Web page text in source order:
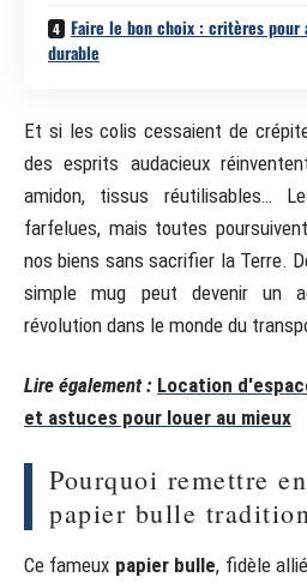
Faire le bon choix : critères pour
durable
Et si les colis cessaient de
des esprits audacieux
amidon, tissus réutilisables…
farfelues, mais toutes
nos biens sans sacrifier la Terre.
simple mug peut devenir un
révolution dans le monde du
Lire également : Location
et astuces pour louer au mieux
Pourquoi remettre
papier bulle
Ce fameux papier bulle, fidèle